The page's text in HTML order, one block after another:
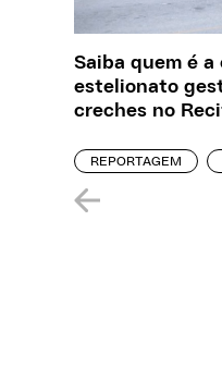
Saiba quem é
estelionato
creches no
REPORTAGEM